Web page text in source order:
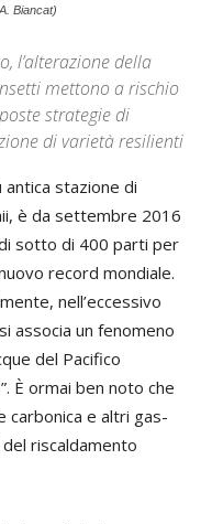
Biancat)
l’alterazione della
mettono a rischio
strategie di
di varietà resilienti
antica stazione di
è da settembre 2016
sotto di 400 parti per
record mondiale.
nell’eccessivo
associa un fenomeno
del Pacifico
È ormai ben noto che
carbonica e altri gas-
riscaldamento